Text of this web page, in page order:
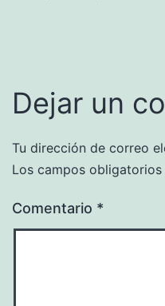
Dejar un
Tu dirección de correo
Los campos
Comentario *